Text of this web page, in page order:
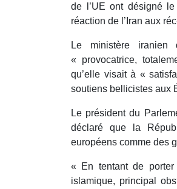
de l’UE ont désigné
réaction de l’Iran aux
Le ministère iranien
« provocatrice,
qu’elle visait à «
soutiens bellicistes aux
Le président du
déclaré que la
européens comme des
« En tentant de
islamique, principal